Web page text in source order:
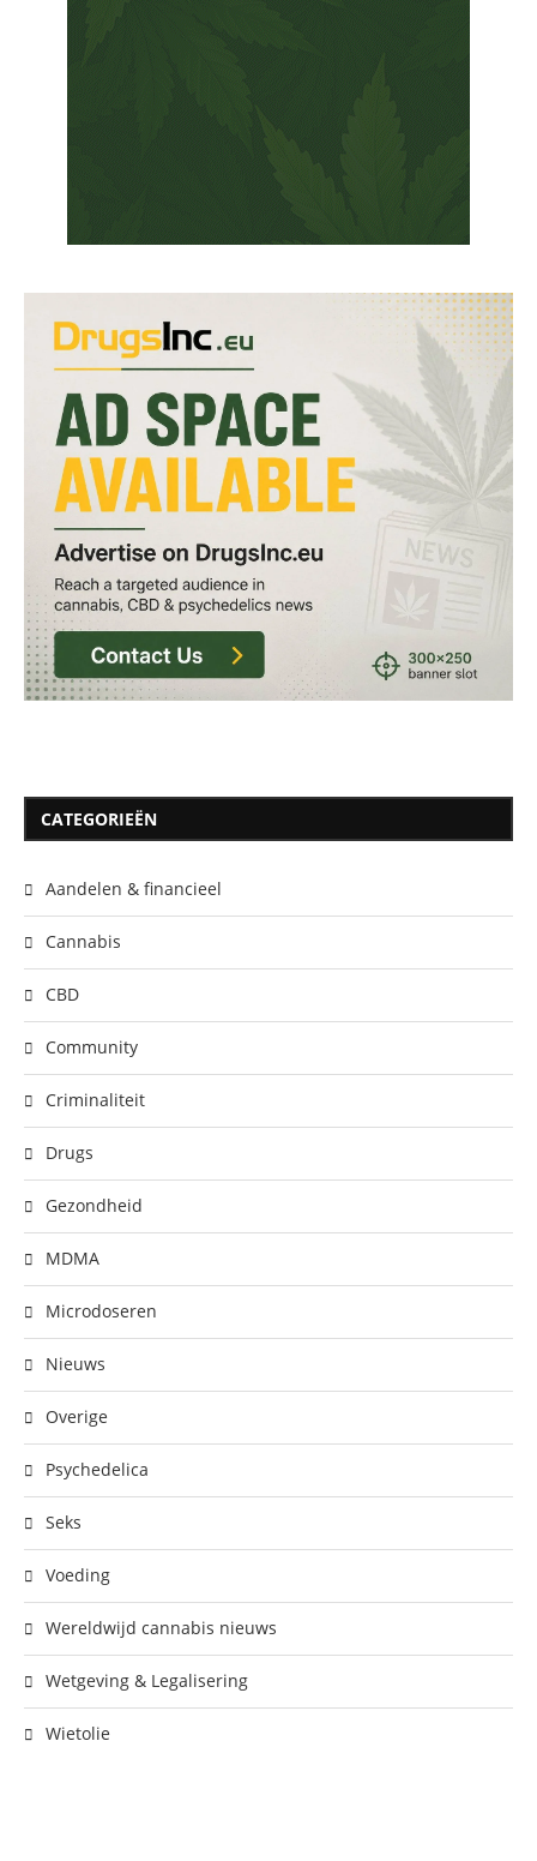
CATEGORIEËN
Aandelen & financieel
Cannabis
CBD
Community
Criminaliteit
Drugs
Gezondheid
MDMA
Microdoseren
Nieuws
Overige
Psychedelica
Seks
Voeding
Wereldwijd cannabis nieuws
Wetgeving & Legalisering
Wietolie